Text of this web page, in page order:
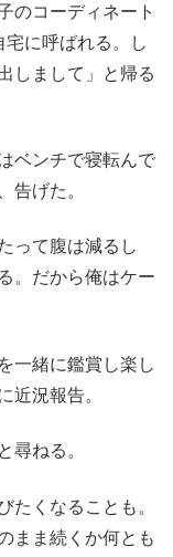
のコーディネート
に呼ばれる。し
しまして」と帰る
ベンチで寝転んで
告げた。
って腹は減るし
。だから俺はケー
一緒に鑑賞し楽し
近況報告。
尋ねる。
たくなることも。
まま続くか何とも